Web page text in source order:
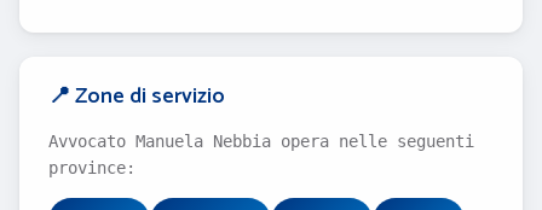
📍 Zone di servizio
Avvocato Manuela Nebbia opera nelle seguenti
province: